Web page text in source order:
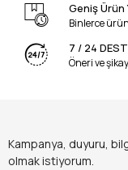
Geniş Ürün
Binlerce
7 / 24
Öneri ve
Kampanya, duyuru,
olmak istiyorum.